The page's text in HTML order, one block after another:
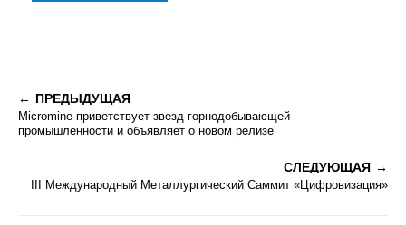
ПРЕДЫДУЩАЯ
Micromine приветствует звезд горнодобывающей
промышленности и объявляет о новом релизе
СЛЕДУЮЩАЯ
III Международный Металлургический Саммит «Цифровизация»